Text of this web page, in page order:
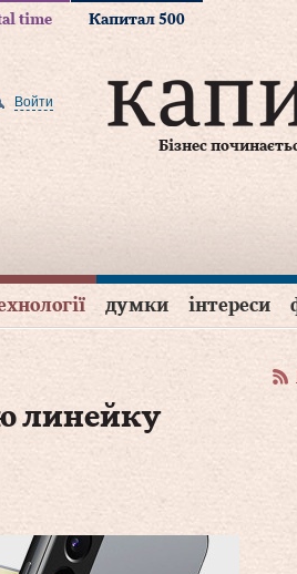
time Капитал 500
Бізнес
Войти
думки інтереси
линейку